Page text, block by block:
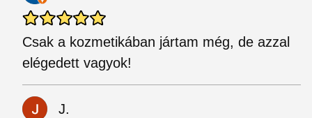
Csak a kozmetikában jártam még, de azzal
elégedett vagyok!
J.